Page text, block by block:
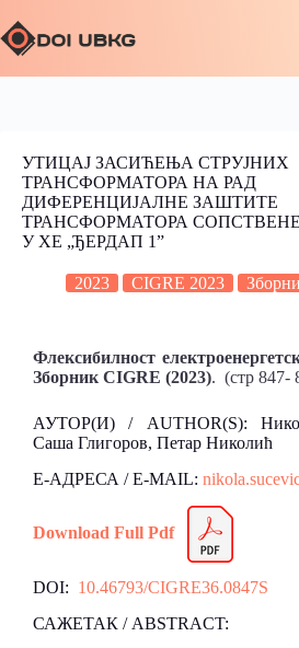
УТИЦАЈ ЗАСИЋЕЊА СТРУЈНИХ
ТРАНСФОРМАТОРА НА РАД
ДИФЕРЕНЦИЈАЛНЕ ЗАШТИТЕ
ТРАНСФОРМАТОРА
У ХЕ „ЂЕРДАП 1”
2023 CIGRE 2023
Флексибилност
Зборник CIGRE (2023). (стр 847-
АУТОР(И) / AUTHOR(S):
Саша Глигоров, Петар Николић
Е-АДРЕСА / E-MAIL:
Download Full Pdf
DOI: 10.46793/CIGRE36.0847S
САЖЕТАК / ABSTRACT: